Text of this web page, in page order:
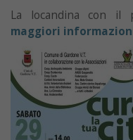
La locandina con il
maggiori